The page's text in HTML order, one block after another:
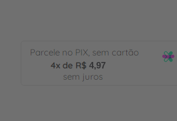
4,97